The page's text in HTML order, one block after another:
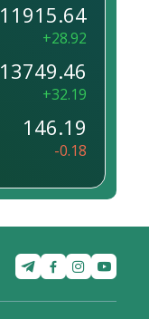
11915.64
+28.92
13749.46
+32.19
146.19
-0.18